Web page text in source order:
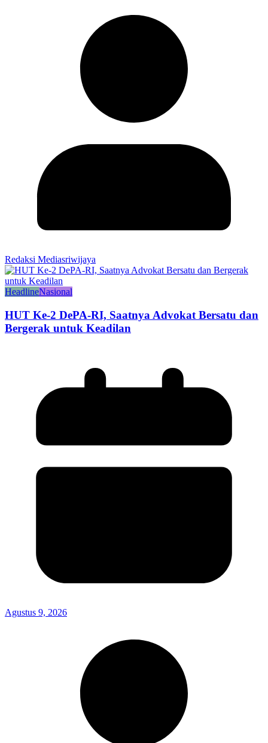
Redaksi Mediasriwijaya
HeadlineNasional
HUT Ke-2 DePA-RI, Saatnya Advokat Bersatu dan
Bergerak untuk Keadilan
Agustus 9, 2026